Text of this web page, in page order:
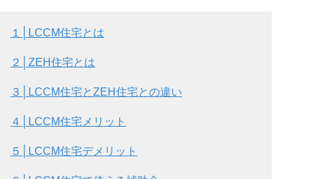
１│LCCM住宅とは
２│ZEH住宅とは
３│LCCM住宅とZEH住宅との違い
４│LCCM住宅メリット
５│LCCM住宅デメリット